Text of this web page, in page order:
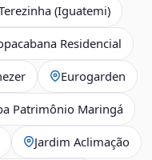
(Iguatemi)
Residencial
Eurogarden
Patrimônio Maringá
Jardim Aclimação